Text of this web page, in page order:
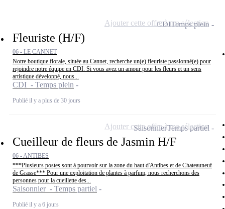
Fleuriste (H/F)
06 - LE CANNET
Notre boutique florale, située au Cannet, recherche un(e) fleuriste passionné(e) pour
rejoindre notre équipe en CDI. Si vous avez un amour pour les fleurs et un sens
artistique développé, nous...
CDI - Temps plein
Publié il y a plus de 30 jours
CDITemps plein
Ajouter cette offre à ma sélection
Cueilleur de fleurs de Jasmin H/F
06 - ANTIBES
***Plusieurs postes sont à pourvoir sur la zone du haut d'Antibes et de Chateauneuf
de Grasse*** Pour une exploitation de plantes à parfum, nous recherchons des
personnes pour la cueillette des...
Saisonnier - Temps partiel
Publié il y a 6 jours
SaisonnierTemps partiel
Ajouter cette offre à ma sélection